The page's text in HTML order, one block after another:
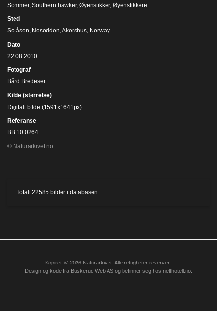
Sommer, Southern hawker, Øyenstikker, Øyenstikkere
Sted
Solåsen, Nesodden, Akershus, Norway
Dato
22.08.2010
Fotograf
Bård Bredesen
Kilde (størrelse)
Digitalt bilde (1591x1641px)
Referanse
BB 10 0264
© Naturarkivet.no
Totalt 22585 bilder i databasen.
Kopirett © 2026 Naturarkivet. Alle rettigheter reservert.
Design og kode fra Buskerud Web AS og befinner seg hos netthotell.no